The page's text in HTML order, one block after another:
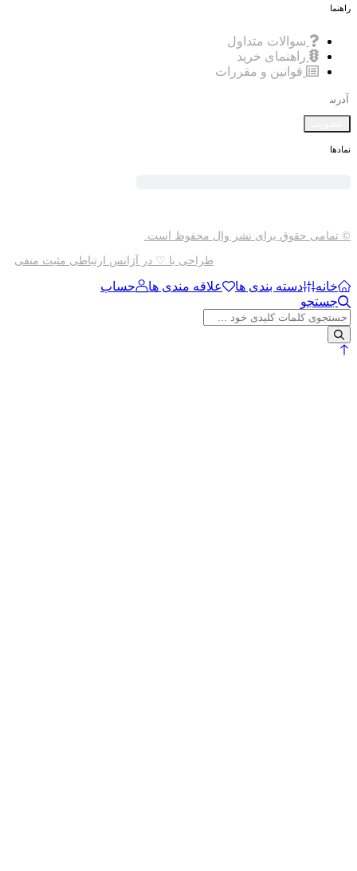
راهنما
سوالات متداول
راهنمای خرید
قوانین و مقررات
نمادها
© تمامی حقوق برای نشر وال محفوظ است.
طراحی با ♡ در آژانس ارتباطی مثبت منفی
خانه دسته بندی ها علاقه مندی ها
حساب
جستجو